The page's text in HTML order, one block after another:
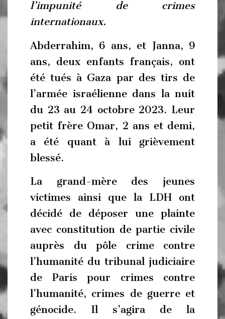
l’impunité de crimes
internationaux.
Abderrahim, 6 ans, et Janna, 9
ans, deux enfants français, ont
été tués à Gaza par des tirs de
l’armée israélienne dans la nuit
du 23 au 24 octobre 2023. Leur
petit frère Omar, 2 ans et demi,
a été quant à lui grièvement
blessé.
La grand-mère des jeunes
victimes ainsi que la LDH ont
décidé de déposer une plainte
avec constitution de partie civile
auprès du pôle crime contre
l’humanité du tribunal judiciaire
de Paris pour crimes contre
l’humanité, crimes de guerre et
génocide. Il s’agira de la